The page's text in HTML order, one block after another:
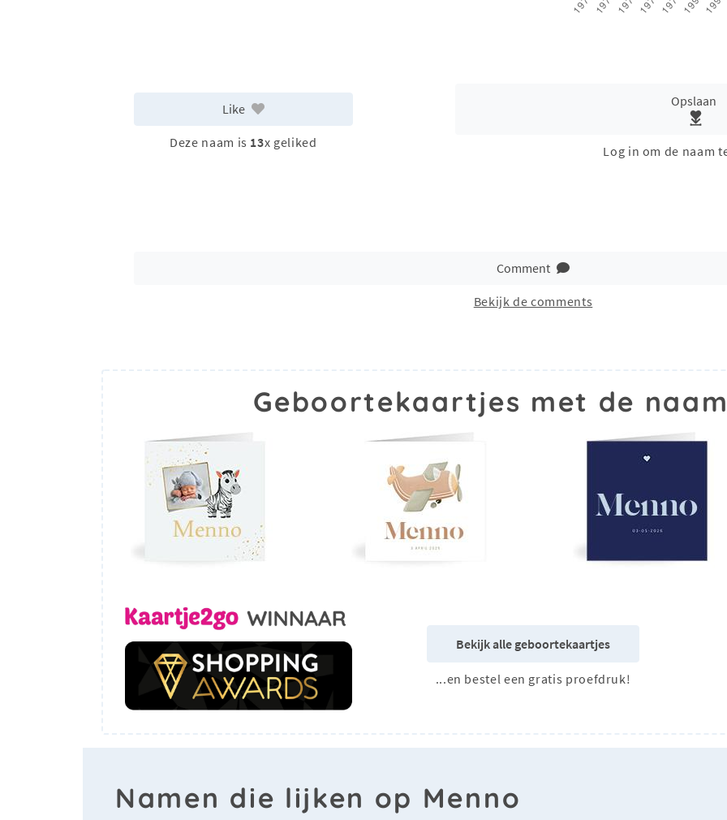
Like
Deze naam is 13x geliked
Opslaan
Log in om de naam
Comment
Bekijk de comments
Geboortekaartjes met de
Bekijk alle geboortekaartjes
...en bestel een gratis proefdruk!
Namen die lijken op Menno